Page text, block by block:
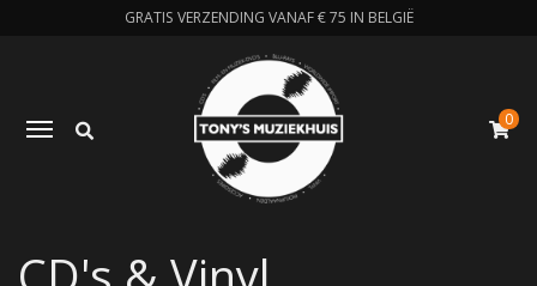
GRATIS VERZENDING VANAF € 75 IN BELGIË
Toggle navigation 0